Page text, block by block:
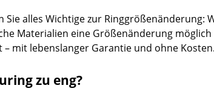
Sie alles Wichtige zur Ringgrößenänderung:
Materialien eine Größenänderung
– mit lebenslanger Garantie und ohne Kosten.
zu eng?